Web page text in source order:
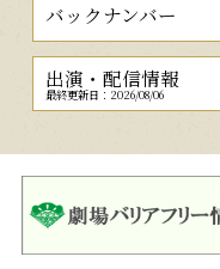
バックナンバー
出演・配信情報
最終更新日：2026/08/06